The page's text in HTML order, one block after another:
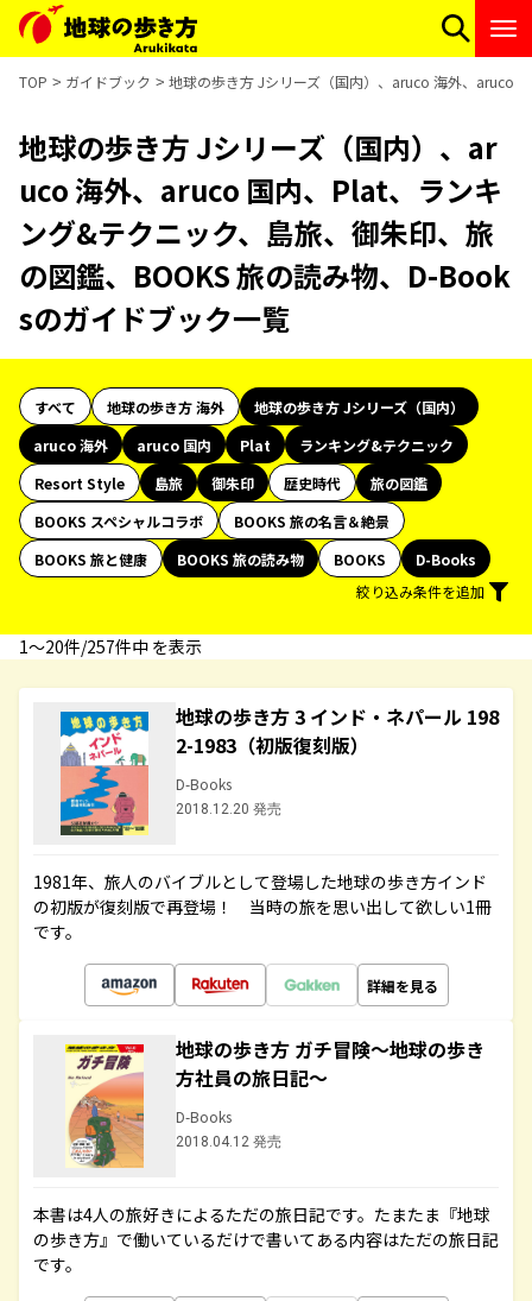
TOP ガイドブック 地球の歩き方 Jシリーズ（国内）、aruco 海外、aruco
地球の歩き方 Jシリーズ（国内）、ar
uco 海外、aruco 国内、Plat、ランキ
ング&テクニック、島旅、御朱印、旅
の図鑑、BOOKS 旅の読み物、D-Book
sのガイドブック一覧
すべて 地球の歩き方 海外
地球の歩き方 Jシリーズ（国内）
aruco 海外
aruco 国内 Plat
ランキング&テクニック
Resort Style
島旅 御朱印 歴史時代
旅の図鑑
BOOKS スペシャルコラボ
BOOKS 旅の名言＆絶景
BOOKS 旅と健康
BOOKS 旅の読み物 BOOKS
D-Books
絞り込み条件を追加
1〜20件/257件中 を表示
地球の歩き方 3 インド・ネパール 198
2-1983（初版復刻版）
D-Books
2018.12.20 発売
1981年、旅人のバイブルとして登場した地球の歩き方インド
の初版が復刻版で再登場！ 当時の旅を思い出して欲しい1冊
です。
詳細を見る
地球の歩き方 ガチ冒険～地球の歩き
方社員の旅日記～
D-Books
2018.04.12 発売
本書は4人の旅好きによるただの旅日記です。たまたま『地球
の歩き方』で働いているだけで書いてある内容はただの旅日記
です。